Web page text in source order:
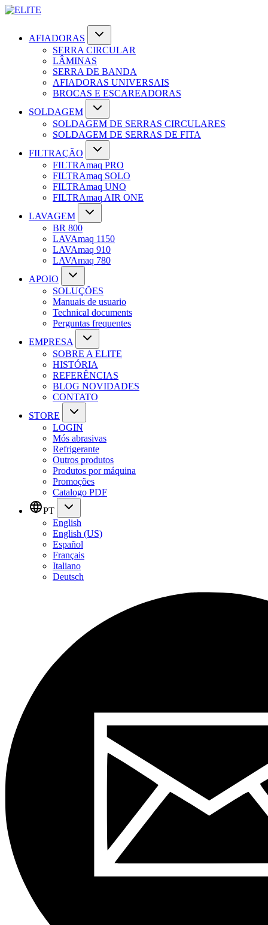
AFIADORAS
SERRA CIRCULAR
LÂMINAS
SERRA DE BANDA
AFIADORAS UNIVERSAIS
BROCAS E ESCAREADORAS
SOLDAGEM
SOLDAGEM DE SERRAS CIRCULARES
SOLDAGEM DE SERRAS DE FITA
FILTRAÇÃO
FILTRAmaq PRO
FILTRAmaq SOLO
FILTRAmaq UNO
FILTRAmaq AIR ONE
LAVAGEM
BR 800
LAVAmaq 1150
LAVAmaq 910
LAVAmaq 780
APOIO
SOLUÇÕES
Manuais de usuario
Technical documents
Perguntas frequentes
EMPRESA
SOBRE A ELITE
HISTÓRIA
REFERÊNCIAS
BLOG NOVIDADES
CONTATO
STORE
LOGIN
Mós abrasivas
Refrigerante
Outros produtos
Produtos por máquina
Promoções
Catalogo PDF
PT
English
English (US)
Español
Français
Italiano
Deutsch